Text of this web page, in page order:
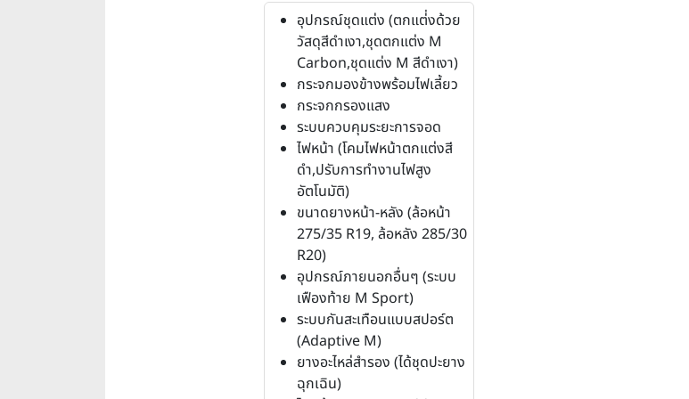
อุปกรณ์ชุดแต่ง (ตกแต่่งด้วย
วัสดุสีดำเงา,ชุดตกแต่ง M
Carbon,ชุดแต่ง M สีดำเงา)
กระจกมองข้างพร้อมไฟเลี้ยว
กระจกกรองแสง
ระบบควบคุมระยะการจอด
ไฟหน้า (โคมไฟหน้าตกแต่งสี
ดำ,ปรับการทำงานไฟสูง
อัตโนมัติ)
ขนาดยางหน้า-หลัง (ล้อหน้า
275/35 R19, ล้อหลัง 285/30
R20)
อุปกรณ์ภายนอกอื่นๆ (ระบบ
เฟืองท้าย M Sport)
ระบบกันสะเทือนแบบสปอร์ต
(Adaptive M)
ยางอะไหล่สำรอง (ได้ชุดปะยาง
ฉุกเฉิน)